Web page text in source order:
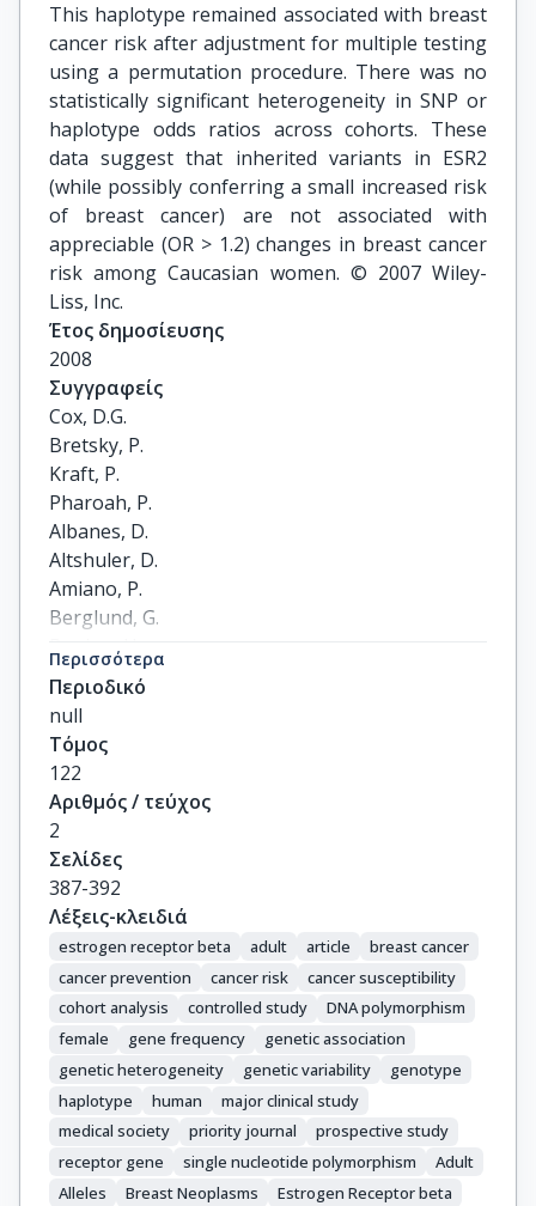
This haplotype remained associated with breast
cancer risk after adjustment for multiple testing
using a permutation procedure. There was no
statistically significant heterogeneity in SNP or
haplotype odds ratios across cohorts. These
data suggest that inherited variants in ESR2
(while possibly conferring a small increased risk
of breast cancer) are not associated with
appreciable (OR > 1.2) changes in breast cancer
risk among Caucasian women. © 2007 Wiley-
Liss, Inc.
Έτος δημοσίευσης
2008
Συγγραφείς
Cox, D.G.
Bretsky, P.
Kraft, P.
Pharoah, P.
Albanes, D.
Altshuler, D.
Amiano, P.
Berglund, G.
Boeing, H.
Buring, J.
Burtt, N.
Calle, E.E.
Canzian, F.
Chanock, S.
Clavel-Chapelon, F.
Colditz, G.A.
Feigelson, H.S.
Haiman, C.A.
Hankinson, S.E.
Hirschhorn, J.
Henderson, B.E.
Hoover, R.
Hunter, D.J.
Kaaks, R.
Kolonel, L.
LeMarchand, L.
Lund, E.
Palli, D.
Περισσότερα
Περιοδικό
null
Τόμος
122
Αριθμός / τεύχος
2
Σελίδες
387-392
Λέξεις-κλειδιά
estrogen receptor beta adult article
breast cancer
cancer prevention
cancer risk
cancer susceptibility
cohort analysis
controlled study
DNA polymorphism
female
gene frequency
genetic association
genetic heterogeneity
genetic variability
genotype
haplotype
human
major clinical study
medical society
priority journal
prospective study
receptor gene
single nucleotide polymorphism
Adult
Alleles
Breast Neoplasms
Estrogen Receptor beta